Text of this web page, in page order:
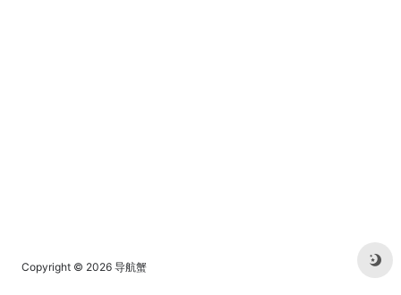
Copyright © 2026 导航蟹